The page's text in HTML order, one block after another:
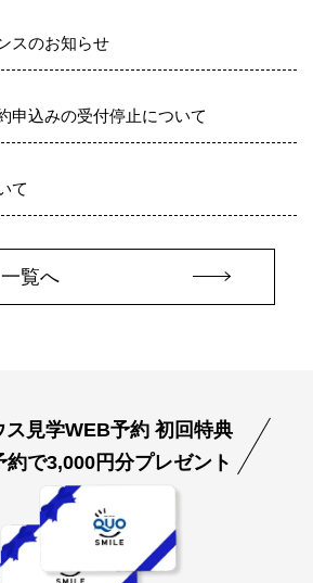
スのお知らせ
申込みの受付停止について
て
一覧へ
ス見学WEB予約 初回特典
約で3,000円分プレゼント